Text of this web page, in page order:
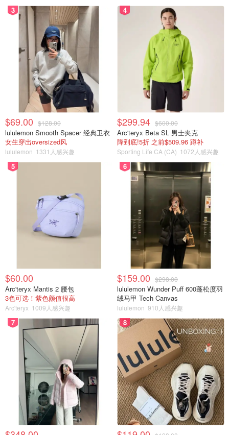
3
$69.00 $128.00
lululemon Smooth Spacer 经典卫衣
女生穿出oversized风
lululemon 1331人感兴趣
4
$299.94 $600.00
Arc'teryx Beta SL 男士夹克
降到底!5折 之前$509.96 蹲补
Sporting Life CA (CA) 1072人感兴趣
5
$60.00
Arc'teryx Mantis 2 腰包
3色可选！紫色颜值很高
Arc'teryx 1009人感兴趣
6
$159.00 $298.00
lululemon Wunder Puff 600蓬松度羽
绒马甲 Tech Canvas
lululemon 910人感兴趣
7 8